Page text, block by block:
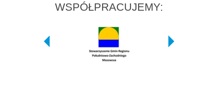
WSPÓŁPRACUJEMY: